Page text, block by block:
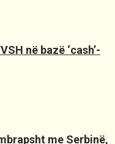
nё bazё ‘cash’-
me Serbinë,